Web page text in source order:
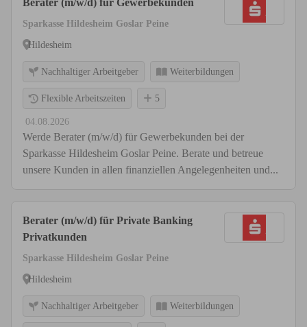
Berater (m/w/d) für Gewerbekunden
Sparkasse Hildesheim Goslar Peine
Hildesheim
Nachhaltiger Arbeitgeber Weiterbildungen
Flexible Arbeitszeiten 5
04.08.2026
Werde Berater (m/w/d) für Gewerbekunden bei der
Sparkasse Hildesheim Goslar Peine. Berate und betreue
unsere Kunden in allen finanziellen Angelegenheiten und...
Berater (m/w/d) für Private Banking
Privatkunden
Sparkasse Hildesheim Goslar Peine
Hildesheim
Nachhaltiger Arbeitgeber Weiterbildungen